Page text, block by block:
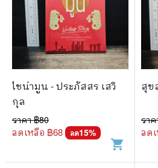
ไชน่ามูน - ประภัสสร เสวิ
กุล
ราคา ฿80
ลดเหลือ ฿68 ลด15%
shopping_cart
สุข
รา
ลด